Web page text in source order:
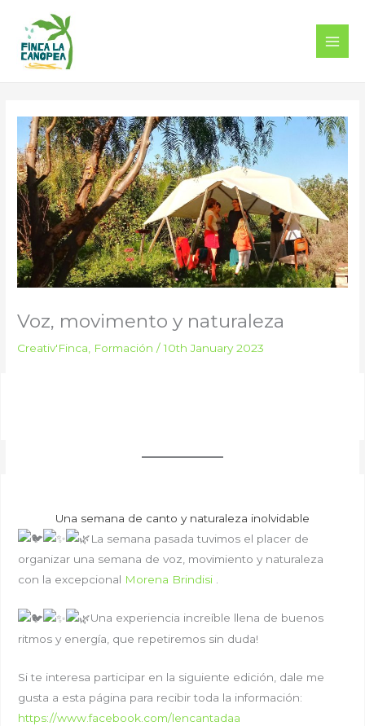
content
Main
Voz, movimento y naturaleza
Creativ'Finca Formación /10th January 2023
Una semana de canto y naturaleza inolvidable
La semana pasada tuvimos el placer de
organizar una semana de voz, movimiento y naturaleza
con la excepcional Morena Brindisi.
Una experiencia increíble llena de buenos
ritmos y energía, que repetiremos sin duda!
Si te interesa participar en la siguiente edición, dale me
gusta a esta página para recibir toda la información:
https://www.facebook.com/lencantadaa